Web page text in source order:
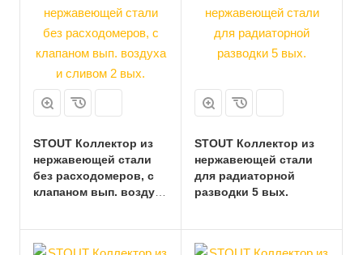
STOUT Коллектор из
нержавеющей стали
без расходомеров, с
клапаном вып. воздуха
STOUT Коллектор из
нержавеющей стали
для радиаторной
разводки 5 вых.